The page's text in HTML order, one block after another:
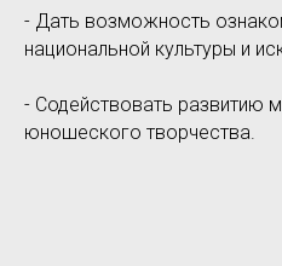
- Дать возможность
национальной культуры и
- Содействовать развитию
юношеского творчества.